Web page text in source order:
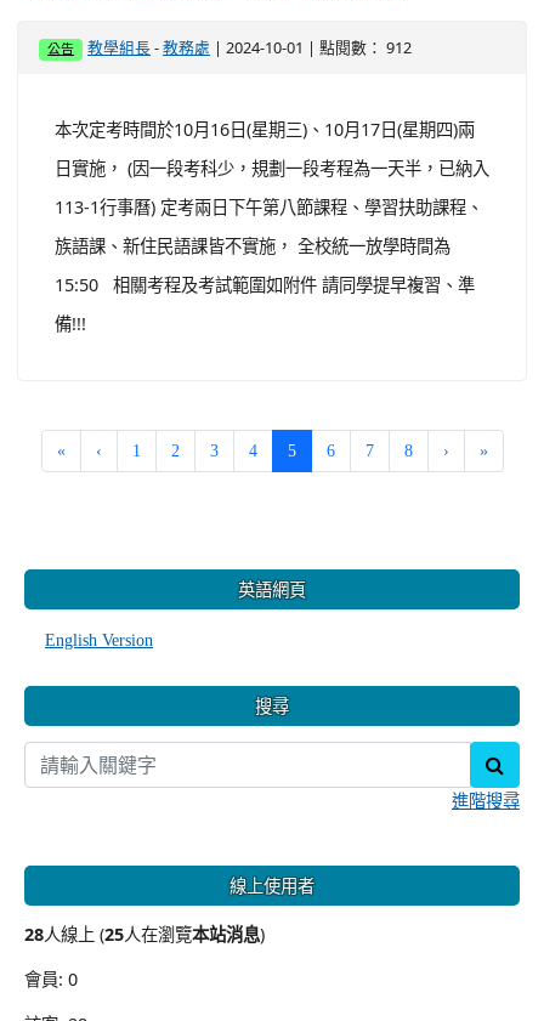
公告 教學組長 -教務處 | 2024-10-01 | 點閱數： 912
本次定考時間於10月16日(星期三)、10月17日(星期四)兩
日實施， (因一段考科少，規劃一段考程為一天半，已納入
113-1行事曆) 定考兩日下午第八節課程、學習扶助課程、
族語課、新住民語課皆不實施， 全校統一放學時間為
15:50 相關考程及考試範圍如附件 請同學提早複習、準
備!!!
« ‹ 1 2 3 4 5(current)
6 7 8 › »
英語網頁
English Version
搜尋
進階搜尋
線上使用者
28人線上 (25人在瀏覽本站消息)
會員: 0